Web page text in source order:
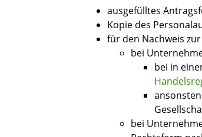
ausgefülltes
Kopie des
für den Nachweis
bei
bei in
bei